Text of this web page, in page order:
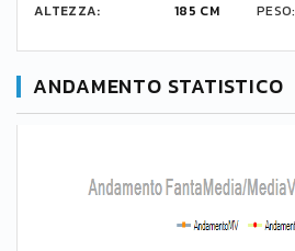
ALTEZZA:
185 CM PESO:
ANDAMENTO STATISTICO